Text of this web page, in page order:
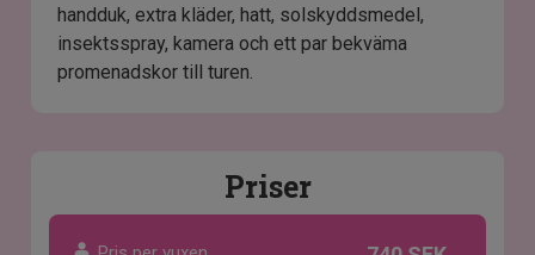
handduk, extra kläder, hatt, solskyddsmedel,
insektsspray, kamera och ett par bekväma
promenadskor till turen.
Priser